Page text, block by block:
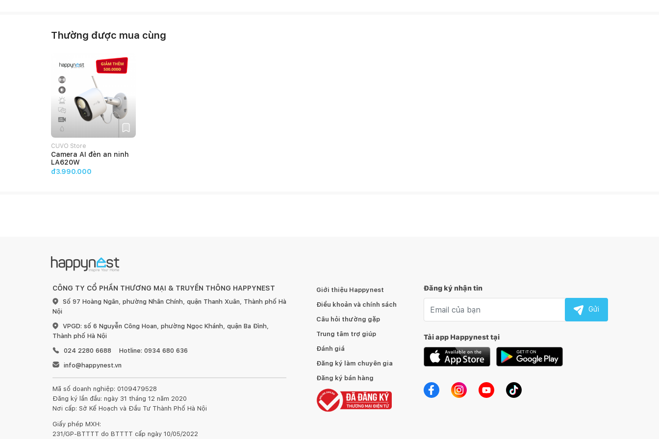
Thường được mua cùng
CUVO Store
Camera AI đèn an ninh
LA620W
đ3.990.000
CÔNG TY CỔ PHẦN THƯƠNG MẠI & TRUYỀN THÔNG HAPPYNEST
Số 97 Hoàng Ngân, phường Nhân Chính, quận Thanh Xuân, Thành phố Hà
Nội
VPGD: số 6 Nguyễn Công Hoan, phường Ngọc Khánh, quận Ba Đình,
Thành phố Hà Nội
024 2280 6688
Hotline: 0934 680 636
info@happynest.vn
Mã số doanh nghiệp: 0109479528
Đăng ký lần đầu: ngày 31 tháng 12 năm 2020
Nơi cấp: Sở Kế Hoạch và Đầu Tư Thành Phố Hà Nội
Giấy phép MXH:
231/GP-BTTTT do BTTTT cấp ngày 10/05/2022
Giới thiệu Happynest
Điều khoản và chính sách
Câu hỏi thường gặp
Trung tâm trợ giúp
Đánh giá
Đăng ký làm chuyên gia
Đăng ký bán hàng
Đăng ký nhận tin
Gửi
Tải app Happynest tại